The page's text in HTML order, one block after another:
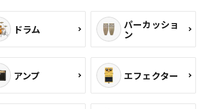
ドラム パーカッショ
ン
アンプ エフェクター